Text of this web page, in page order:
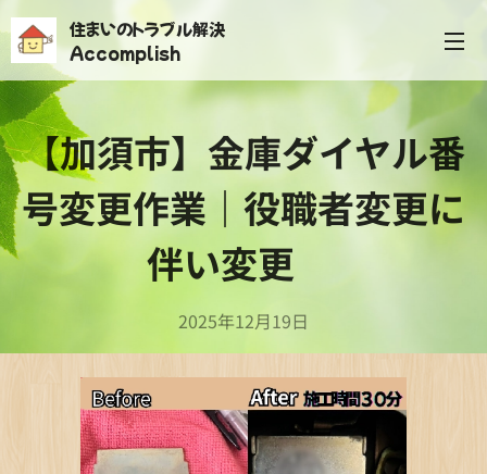
住まいのトラブル解決
Accomplish
【加須市】金庫ダイヤル番
号変更作業｜役職者変更に
伴い変更✨
2025年12月19日